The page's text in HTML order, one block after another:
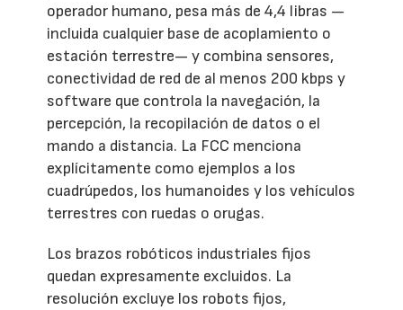
operador humano, pesa más de 4,4 libras —
incluida cualquier base de acoplamiento o
estación terrestre— y combina sensores,
conectividad de red de al menos 200 kbps y
software que controla la navegación, la
percepción, la recopilación de datos o el
mando a distancia. La FCC menciona
explícitamente como ejemplos a los
cuadrúpedos, los humanoides y los vehículos
terrestres con ruedas o orugas.
Los brazos robóticos industriales fijos
quedan expresamente excluidos. La
resolución excluye los robots fijos,